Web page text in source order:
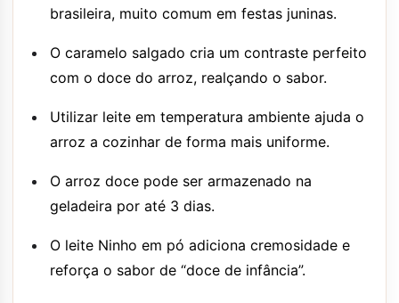
brasileira, muito comum em festas juninas.
O caramelo salgado cria um contraste perfeito
com o doce do arroz, realçando o sabor.
Utilizar leite em temperatura ambiente ajuda o
arroz a cozinhar de forma mais uniforme.
O arroz doce pode ser armazenado na
geladeira por até 3 dias.
O leite Ninho em pó adiciona cremosidade e
reforça o sabor de “doce de infância”.